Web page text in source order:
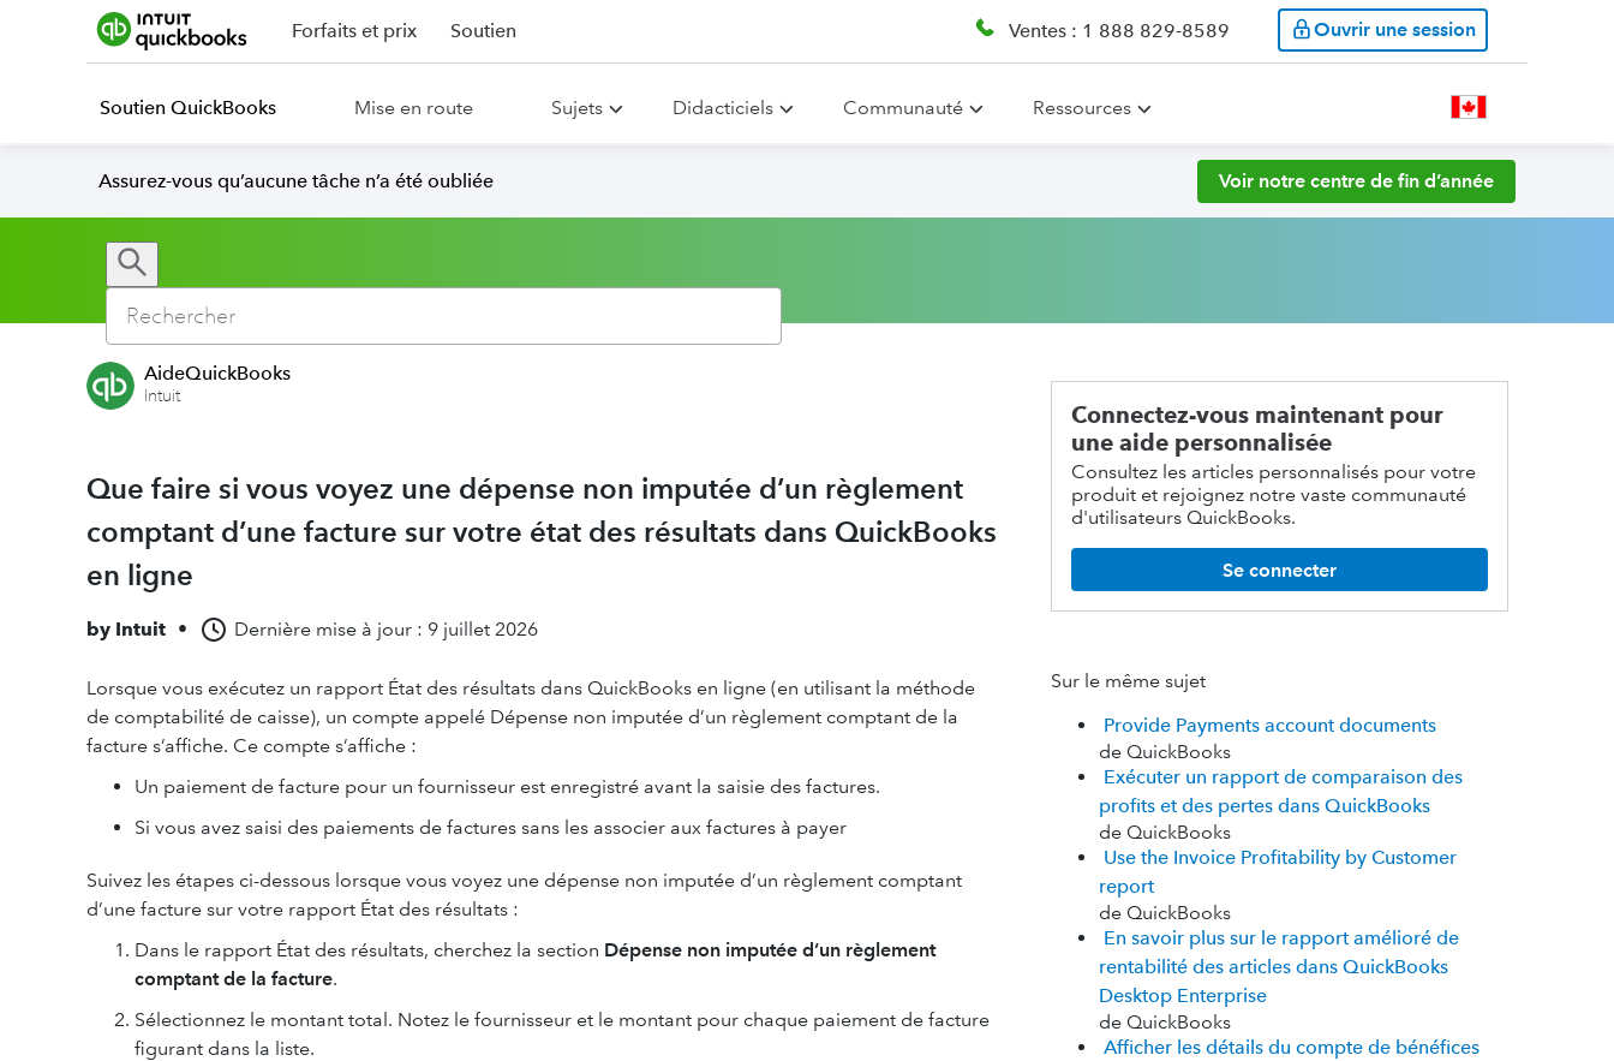
Forfaits et prix Soutien Ventes : 1 888 829-8589 Ouvrir une session
Soutien QuickBooks Mise en route Sujets Didacticiels Communauté Ressources
Assurez-vous qu’aucune tâche n’a été oubliée Voir notre centre de fin d’année
AideQuickBooks
Intuit
Que faire si vous voyez une dépense non imputée d’un règlement
comptant d’une facture sur votre état des résultats dans QuickBooks
en ligne
by Intuit • Dernière mise à jour : 9 juillet 2026
Lorsque vous exécutez un rapport État des résultats dans QuickBooks en ligne (en utilisant la méthode
de comptabilité de caisse), un compte appelé Dépense non imputée d’un règlement comptant de la
facture s’affiche. Ce compte s’affiche :
Un paiement de facture pour un fournisseur est enregistré avant la saisie des factures.
Si vous avez saisi des paiements de factures sans les associer aux factures à payer
Suivez les étapes ci-dessous lorsque vous voyez une dépense non imputée d’un règlement comptant
d’une facture sur votre rapport État des résultats :
Dans le rapport État des résultats, cherchez la section Dépense non imputée d’un règlement
comptant de la facture.
Sélectionnez le montant total. Notez le fournisseur et le montant pour chaque paiement de facture
figurant dans la liste.
Connectez-vous maintenant pour
une aide personnalisée
Consultez les articles personnalisés pour votre
produit et rejoignez notre vaste communauté
d'utilisateurs QuickBooks.
Se connecter
Sur le même sujet
Provide Payments account documents
de QuickBooks
Exécuter un rapport de comparaison des
profits et des pertes dans QuickBooks
de QuickBooks
Use the Invoice Profitability by Customer
report
de QuickBooks
En savoir plus sur le rapport amélioré de
rentabilité des articles dans QuickBooks
Desktop Enterprise
de QuickBooks
Afficher les détails du compte de bénéfices